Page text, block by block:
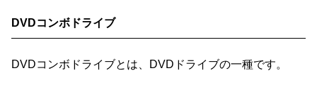
DVDコンボドライブ
DVDコンボドライブとは、DVDドライブの一種です。